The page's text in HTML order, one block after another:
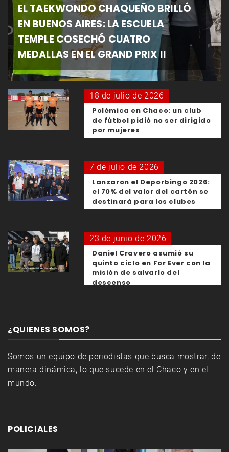
EL TAEKWONDO CHAQUEÑO BRILLÓ
EN BUENOS AIRES: LA ESCUELA
TEMPLE COSECHÓ CUATRO
MEDALLAS EN EL GRAND PRIX II
18 de julio de 2026
Polémica en Chaco: un club
de fútbol pidió no ser dirigido
por mujeres
7 de julio de 2026
Lanzaron el Deporbingo 2026:
el 70% del valor del cartón se
destinará para los clubes
23 de junio de 2026
Daniel Cravero asumió su
quinto ciclo en For Ever con la
misión de salvarlo del
descenso
¿QUIENES SOMOS?
Somos un equipo de periodistas que busca mostrar, de
manera dinámica, lo que sucede en el Chaco y en el
mundo.
POLICIALES